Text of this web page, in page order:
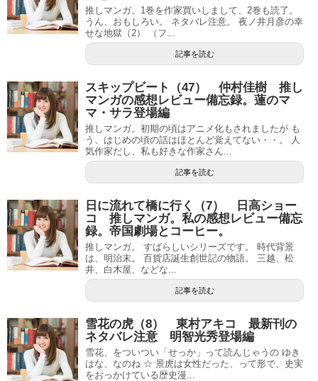
推しマンガ。1巻を作家買いしまして、2巻も読了。
うん、おもしろい。 ネタバレ注意。 夜ノ井月彦の幸
せな地獄（2） （フ...
記事を読む
スキップビート（47） 仲村佳樹 推し
マンガの感想レビュー備忘録。蓮のマ
マ・サラ登場編
推しマンガ。初期の頃はアニメ化もされましたが も
う、はじめの頃の話はほとんど覚えてない・・。 人
気作家だし、私も好きな作家さん...
記事を読む
日に流れて橋に行く（7） 日高ショー
コ 推しマンガ。私の感想レビュー備忘
録。帝国劇場とコーヒー。
推しマンガ。 すばらしいシリーズです。 時代背景
は、明治末。 百貨店誕生創世記の物語。 三越、松
井、白木屋、などな...
記事を読む
雪花の虎（8） 東村アキコ 最新刊の
ネタバレ注意 明智光秀登場編
雪花、をついつい「せっか」って読んじゃうの ゆき
はな、なのね ☆ 景虎は女性だった、って形で、史実
をおっかけている歴史漫...